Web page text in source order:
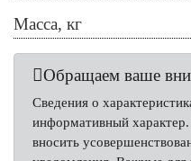
Масса, кг
Обращаем ваше
Сведения о
информативный
вносить